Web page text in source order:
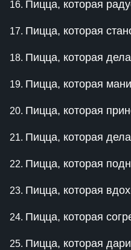
Пицца, которая
Пицца, которая
Пицца, которая
Пицца, которая
Пицца, которая
Пицца, которая
Пицца, которая
Пицца, которая
Пицца, которая
Пицца, которая